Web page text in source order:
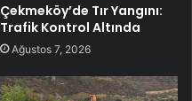
Çekmeköy’de Tır Yangını:
Trafik Kontrol Altında
Ağustos 7, 2026